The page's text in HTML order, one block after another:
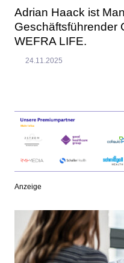
Adrian Haack ist
Geschäftsführender
WEFRA LIFE.
24.11.2025
Anzeige